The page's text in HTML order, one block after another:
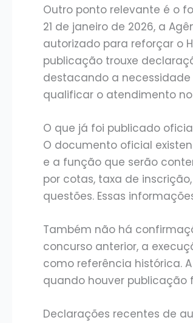
Outro ponto relevante é o
21 de janeiro de 2026, a
autorizado para reforçar o
publicação trouxe
destacando a
qualificar o atendimento no
O que já foi publicado
O documento oficial
e a função que serão
por cotas, taxa de
questões. Essas
Também não há
concurso anterior, a
como referência histórica.
quando houver publicação
Declarações recentes de